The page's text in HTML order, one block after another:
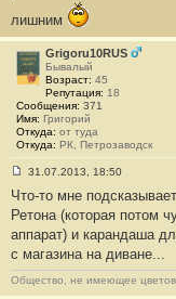
лишним
Grigoru10RUS
Бывалый
Возраст: 45
Репутация: 18
Сообщения: 371
Имя: Григорий
Откуда: от туда
Откуда: РК, Петрозаводск
о
б
щ
н
и
е
31.07.2013, 18:50
Что-то мне
Ретона (которая потом
аппарат) и карандаша
с магазина на диване...
Общество, не имеющее